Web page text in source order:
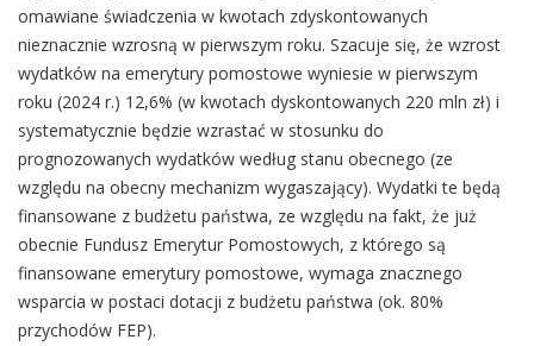
omawiane świadczenia w kwotach zdyskontowanych
nieznacznie wzrosną w pierwszym roku. Szacuje się, że wzrost
wydatków na emerytury pomostowe wyniesie w pierwszym
roku (2024 r.) 12,6% (w kwotach dyskontowanych 220 mln zł) i
systematycznie będzie wzrastać w stosunku do
prognozowanych wydatków według stanu obecnego (ze
względu na obecny mechanizm wygaszający). Wydatki te będą
finansowane z budżetu państwa, ze względu na fakt, że już
obecnie Fundusz Emerytur Pomostowych, z którego są
finansowane emerytury pomostowe, wymaga znacznego
wsparcia w postaci dotacji z budżetu państwa (ok. 80%
przychodów FEP).